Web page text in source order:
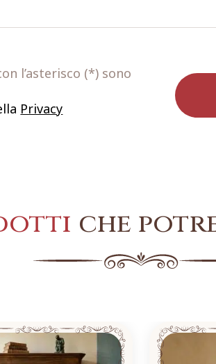
l’asterisco (*) sono
Privacy
che